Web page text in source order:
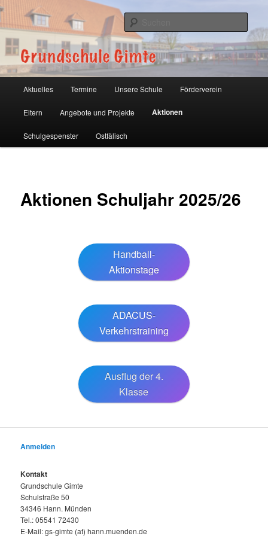
Zum
primären
Inhalt
springenGrundschule Gimte
Aktuelles Termine Unsere Schule Förderverein
Eltern Angebote und Projekte Aktionen
Schulgespenster Ostfälisch
Aktionen Schuljahr 2025/26
Handball-
Aktionstage
ADACUS-
Verkehrstraining
Ausflug der 4.
Klasse
Anmelden
Kontakt
Grundschule Gimte
Schulstraße 50
34346 Hann. Münden
Tel.: 05541 72430
E-Mail: gs-gimte (at) hann.muenden.de